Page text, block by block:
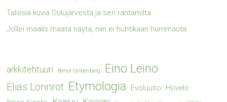
Talvisia kuvia Oulujärvestä ja sen rantamilta
Jollei maalis maata näytä, niin ei huhtikaan hummauta
arkkitehtuuri Bertel Gribenberg Eino Leino
Elias Lönnrot Etymologia Evoluutio
Hövelö